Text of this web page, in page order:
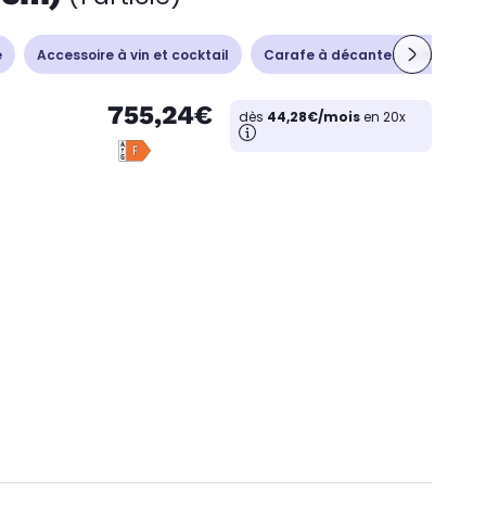
Accessoire à vin et cocktail Carafe à décanter - Aérateur
755,24€ dès 44,28€/moisen 20x